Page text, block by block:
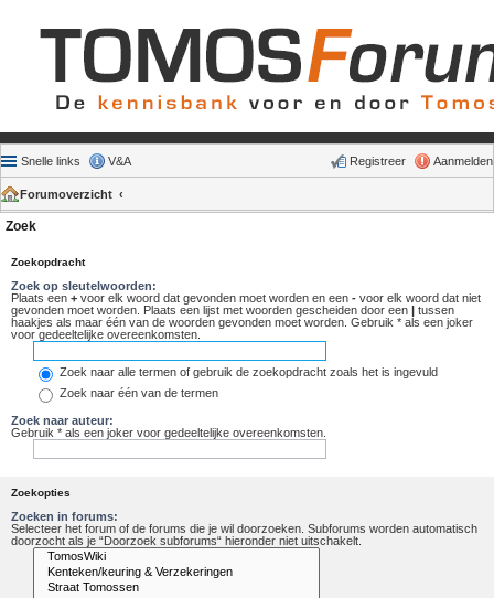
Snelle links V&A Aanmelden
Registreer
Forumoverzicht
Zoek
Zoekopdracht
Zoek op sleutelwoorden:
Plaats een + voor elk woord dat gevonden moet worden en een - voor elk woord dat niet
gevonden moet worden. Plaats een lijst met woorden gescheiden door een | tussen
haakjes als maar één van de woorden gevonden moet worden. Gebruik * als een joker
voor gedeeltelijke overeenkomsten.
Zoek naar alle termen of gebruik de zoekopdracht zoals het is ingevuld
Zoek naar één van de termen
Zoek naar auteur:
Gebruik * als een joker voor gedeeltelijke overeenkomsten.
Zoekopties
Zoeken in forums:
Selecteer het forum of de forums die je wil doorzoeken. Subforums worden automatisch
doorzocht als je “Doorzoek subforums“ hieronder niet uitschakelt.